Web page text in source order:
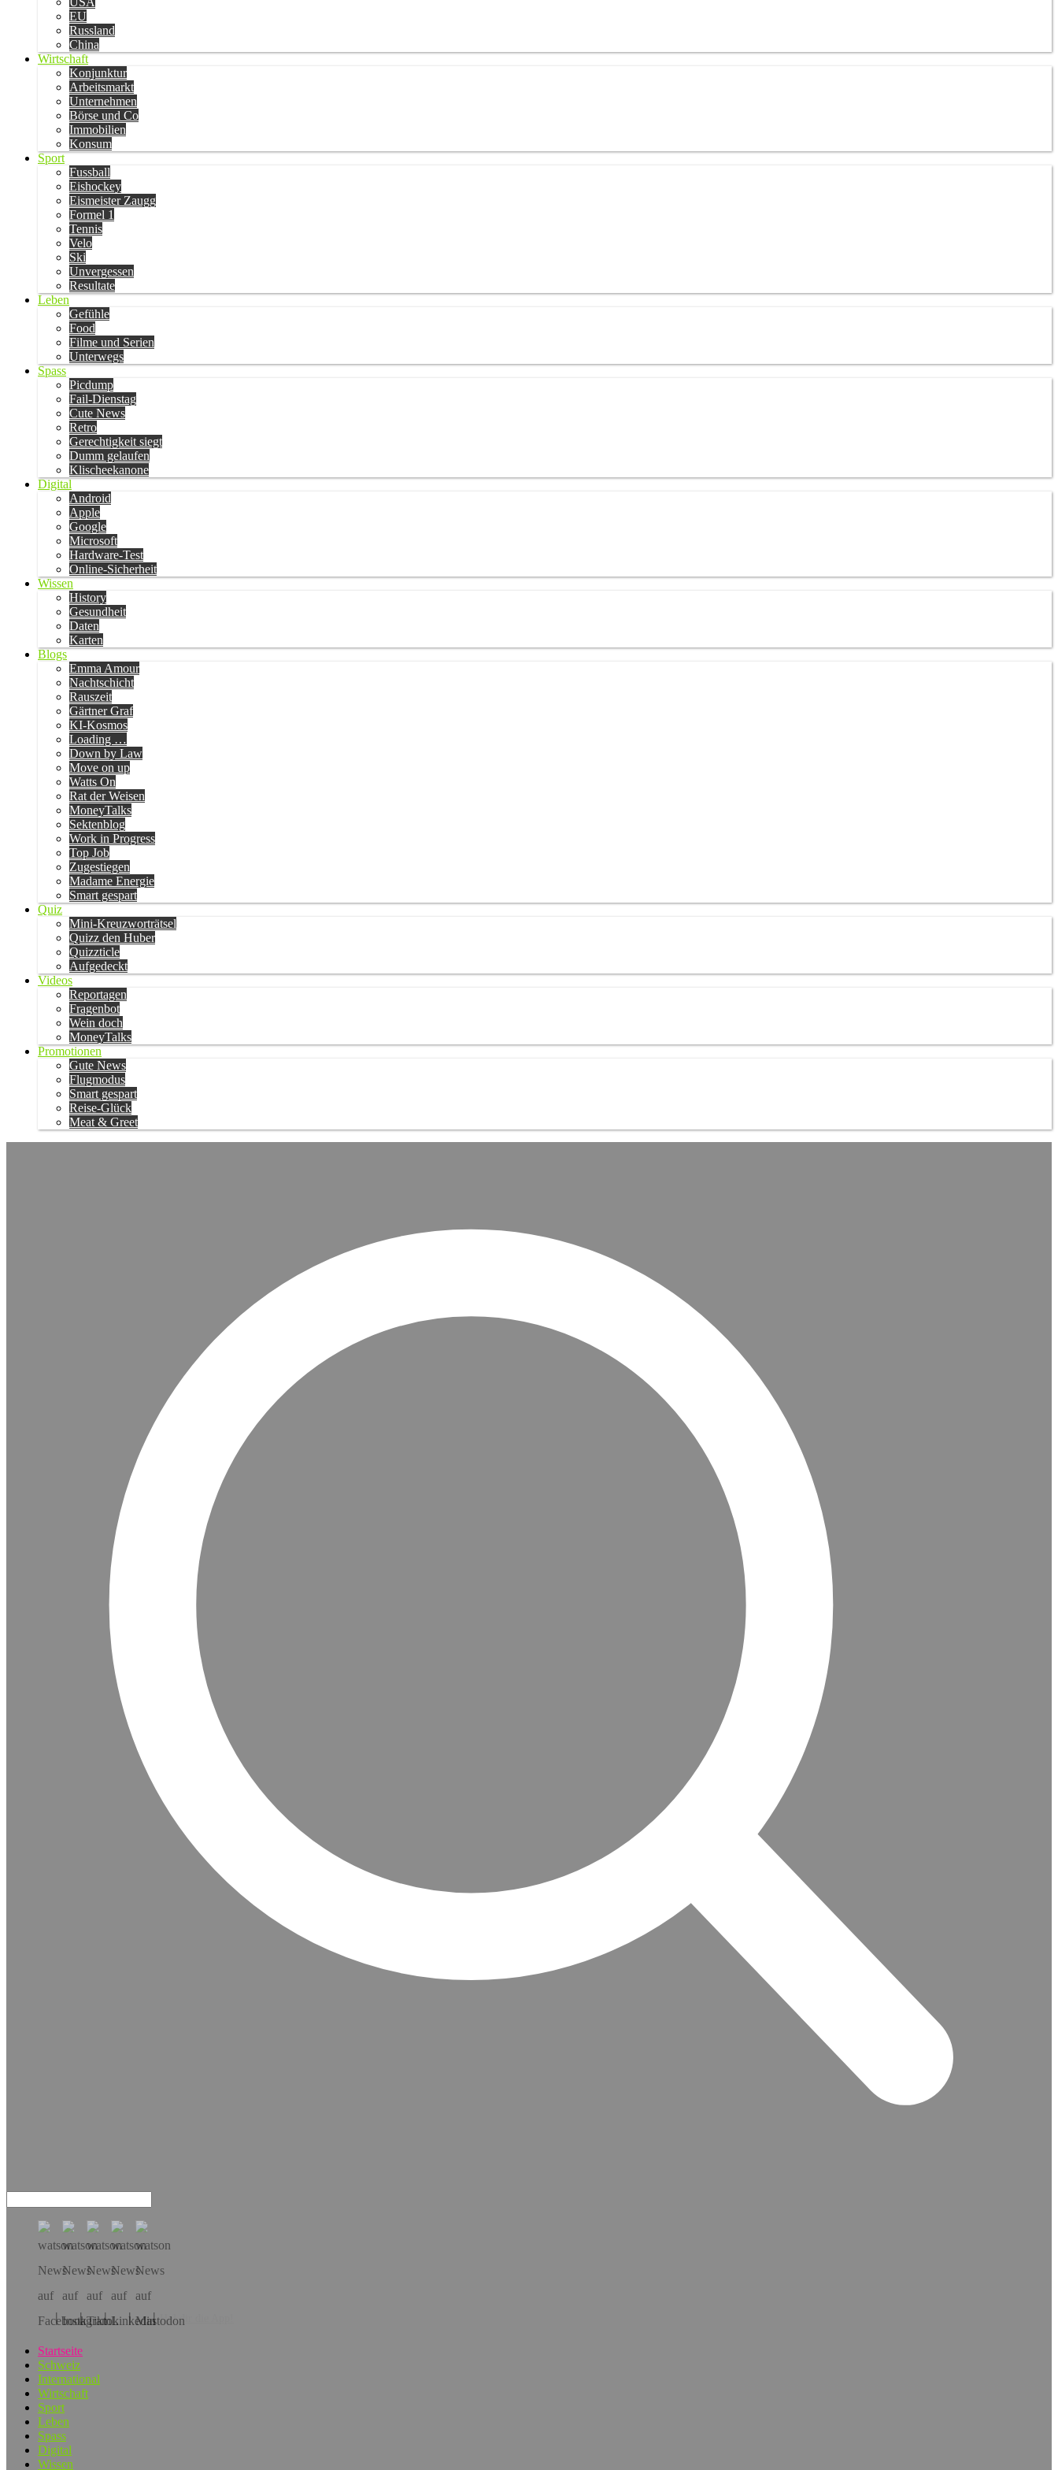
EU
Russland
China
Wirtschaft
Konjunktur
Arbeitsmarkt
Unternehmen
Börse und Co
Immobilien
Konsum
Sport
Fussball
Eishockey
Eismeister Zaugg
Formel 1
Tennis
Velo
Ski
Unvergessen
Resultate
Leben
Gefühle
Food
Filme und Serien
Unterwegs
Spass
Picdump
Fail-Dienstag
Cute News
Retro
Gerechtigkeit siegt
Dumm gelaufen
Klischeekanone
Digital
Android
Apple
Google
Microsoft
Hardware-Test
Online-Sicherheit
Wissen
History
Gesundheit
Daten
Karten
Blogs
Emma Amour
Nachtschicht
Rauszeit
Gärtner Graf
KI-Kosmos
Loading …
Down by Law
Move on up
Watts On
Rat der Weisen
MoneyTalks
Sektenblog
Work in Progress
Top Job
Zugestiegen
Madame Energie
Smart gespart
Quiz
Mini-Kreuzworträtsel
Quizz den Huber
Quizzticle
Aufgedeckt
Videos
Reportagen
Fragenbot
Wein doch
MoneyTalks
Promotionen
Gute News
Flugmodus
Smart gespart
Reise-Glück
Meat & Greet
Hol dir die App!
Startseite
Schweiz
International
Wirtschaft
Sport
Leben
Spass
Digital
Wissen